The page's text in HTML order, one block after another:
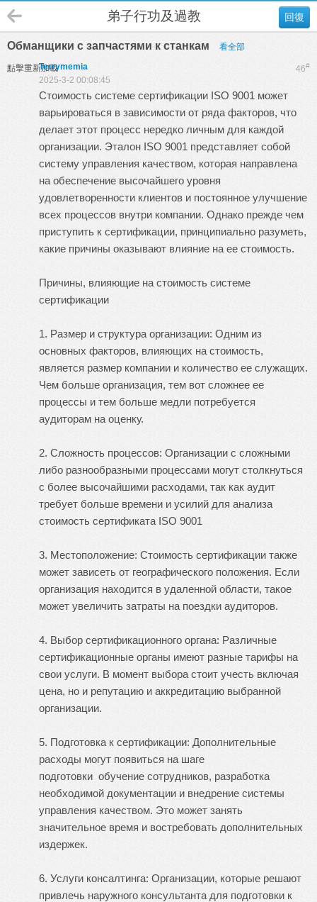
回復
弟子行功及過教
Обманщики с запчастями к станкам 看全部
點擊重新加載 46#
Terrymemia
2025-3-2 00:08:45
Стоимость системе сертификации ISO 9001 может
варьироваться в зависимости от ряда факторов, что
делает этот процесс нередко личным для каждой
организации. Эталон ISO 9001 представляет собой
систему управления качеством, которая направлена
на обеспечение высочайшего уровня
удовлетворенности клиентов и постоянное улучшение
всех процессов внутри компании. Однако прежде чем
приступить к сертификации, принципиально разуметь,
какие причины оказывают влияние на ее стоимость.
Причины, влияющие на стоимость системе
сертификации
1. Размер и структура организации: Одним из
основных факторов, влияющих на стоимость,
является размер компании и количество ее служащих.
Чем больше организация, тем вот сложнее ее
процессы и тем больше медли потребуется
аудиторам на оценку.
2. Сложность процессов: Организации с сложными
либо разнообразными процессами могут столкнуться
с более высочайшими расходами, так как аудит
требует больше времени и усилий для анализа
стоимость сертификата ISO 9001
3. Местоположение: Стоимость сертификации также
может зависеть от географического положения. Если
организация находится в удаленной области, такое
может увеличить затраты на поездки аудиторов.
4. Выбор сертификационного органа: Различные
сертификационные органы имеют разные тарифы на
свои услуги. В момент выбора стоит учесть включая
цена, но и репутацию и аккредитацию выбранной
организации.
5. Подготовка к сертификации: Дополнительные
расходы могут появиться на шаге
подготовки обучение сотрудников, разработка
необходимой документации и внедрение системы
управления качеством. Это может занять
значительное время и востребовать дополнительных
издержек.
6. Услуги консалтинга: Организации, которые решают
привлечь наружного консультанта для подготовки к